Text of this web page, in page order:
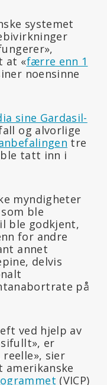
systemet
at «færre enn 1
noensinne
sine Gardasil-
og alvorlige
tre
tatt inn i
myndigheter
ble
ble godkjent,
for andre
annet
delvis
på
ved hjelp av
er
sier
amerikanske
(VICP)